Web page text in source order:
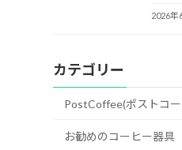
2026年
カテゴリー
PostCoffee(ポストコ
お勧めのコーヒー器具